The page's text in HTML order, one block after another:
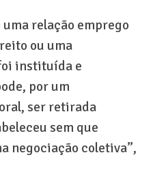
relação emprego
ou uma
instituída e
por um
ser retirada
sem que
negociação coletiva”,